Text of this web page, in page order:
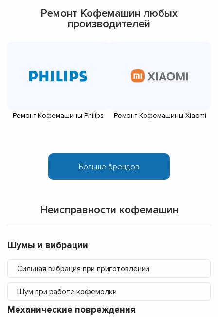
Ремонт Кофемашин любых
производителей
Ремонт Кофемашины Philips Ремонт Кофемашины Xiaomi
Неисправности кофемашин
Шумы и вибрации
Сильная вибрация при приготовлении
Шум при работе кофемолки
Механические повреждения